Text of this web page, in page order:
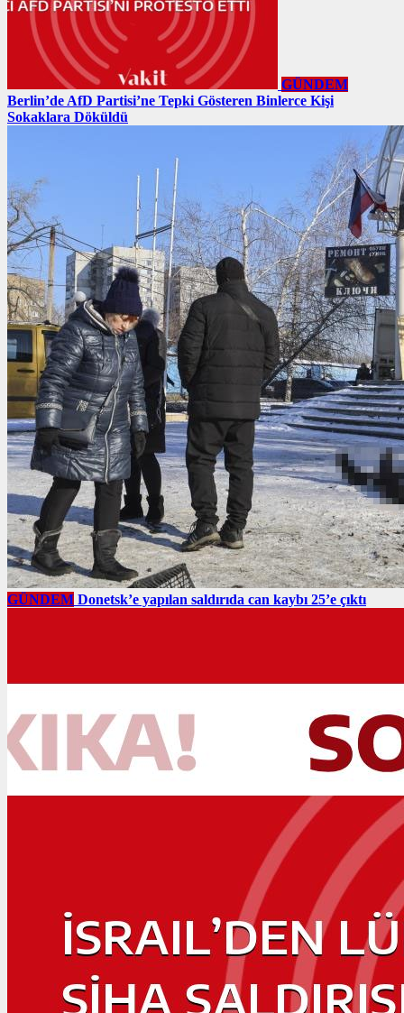
GÜNDEM
Berlin’de AfD Partisi’ne Tepki Gösteren Binlerce Kişi
Sokaklara Döküldü
GÜNDEM Donetsk’e yapılan saldırıda can kaybı 25’e çıktı